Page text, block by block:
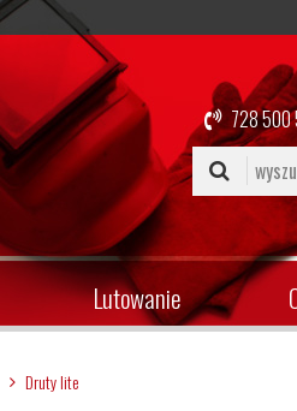
728 500
Lutowanie
Druty lite